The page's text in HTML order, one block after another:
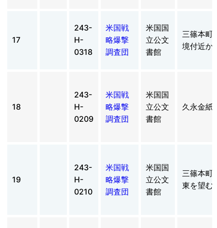
17
243-
H-
0318
米国戦
略爆撃
調査団
米国国
立公文
書館
三篠本町
境付近か
18
243-
H-
0209
米国戦
略爆撃
調査団
米国国
立公文
書館
久永金紙
19
243-
H-
0210
米国戦
略爆撃
調査団
米国国
立公文
書館
三篠本町
東を望む